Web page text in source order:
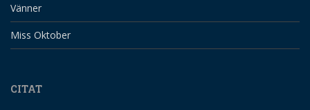
Vänner
Miss Oktober
CITAT